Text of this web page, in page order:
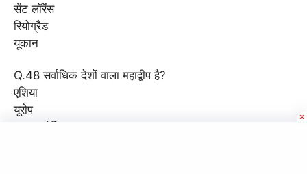
सेंट लॉरेंस
रियोग्रैड
यूकान
Q.48 सर्वाधिक देशों वाला महाद्वीप है?
एशिया
यूरोप
उत्तर अमेरिका